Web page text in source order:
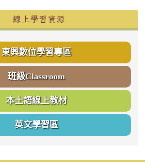
線上學習資源
東興數位學習專區
班級Classroom
本土語線上教材
英文學習區